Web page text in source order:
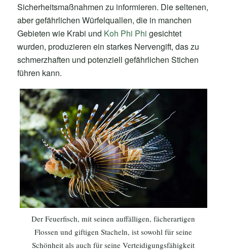
Sicherheitsmaßnahmen zu informieren. Die seltenen,
aber gefährlichen Würfelquallen, die in manchen
Gebieten wie Krabi und Koh Phi Phi gesichtet
wurden, produzieren ein starkes Nervengift, das zu
schmerzhaften und potenziell gefährlichen Stichen
führen kann.
Der Feuerfisch, mit seinen auffälligen, fächerartigen
Flossen und giftigen Stacheln, ist sowohl für seine
Schönheit als auch für seine Verteidigungsfähigkeit